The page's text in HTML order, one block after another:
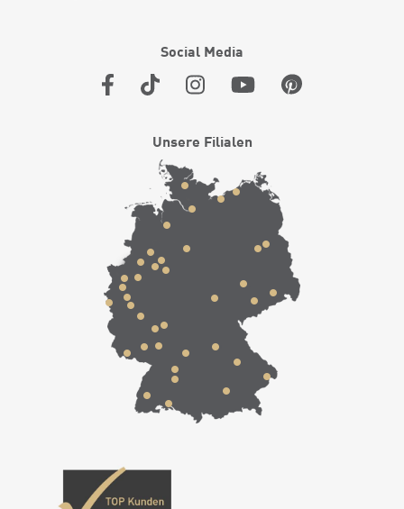
Social Media
Unsere Filialen